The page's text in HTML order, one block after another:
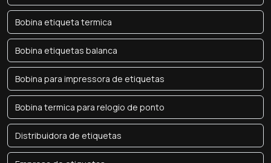
Bobina etiqueta termica
Bobina etiquetas balanca
Bobina para impressora de etiquetas
Bobina termica para relogio de ponto
Distribuidora de etiquetas